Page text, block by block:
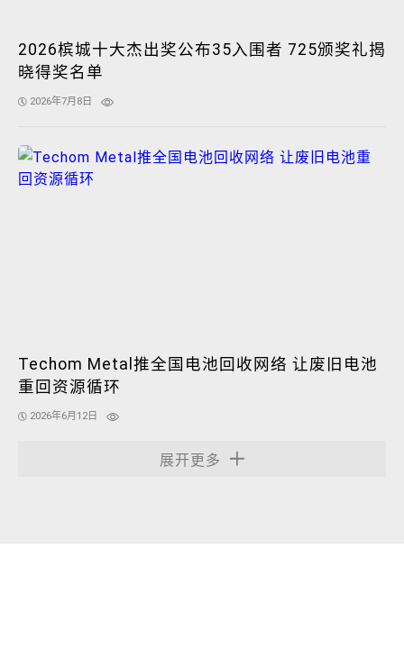
2026槟城十大杰出奖公布35入围者 725颁奖礼揭
晓得奖名单
2026年7月8日
Techom Metal推全国电池回收网络 让废旧电池
重回资源循环
2026年6月12日
展开更多